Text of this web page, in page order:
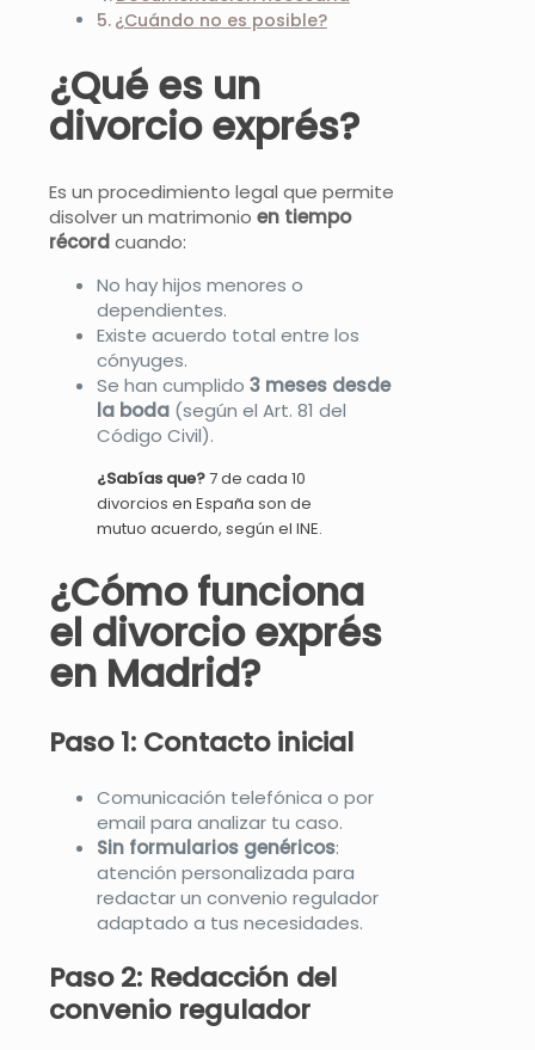
¿Cuándo no es posible?
¿Qué es un
divorcio exprés?
Es un procedimiento legal que permite
disolver un matrimonio en tiempo
récordcuando:
No hay hijos menores o
dependientes.
Existe acuerdo total entre los
cónyuges.
Se han cumplido 3 meses desde
la boda (según el Art. 81 del
Código Civil).
¿Sabías que?7 de cada 10
divorcios en España son de
mutuo acuerdo, según el INE.
¿Cómo funciona
el divorcio exprés
en Madrid?
Paso 1: Contacto inicial
Comunicación telefónica o por
email para analizar tu caso.
Sin formularios genéricos:
atención personalizada para
redactar un convenio regulador
adaptado a tus necesidades.
Paso 2: Redacción del
convenio regulador